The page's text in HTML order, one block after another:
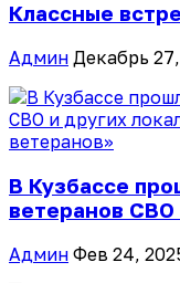
Классные
Админ Декабрь
В Кузбассе
ветеранов СВО
Админ Фев 24,